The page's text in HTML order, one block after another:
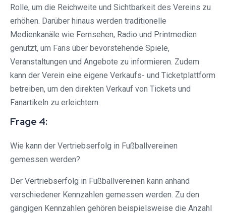
Rolle, um die Reichweite und Sichtbarkeit des Vereins zu
erhöhen. Darüber hinaus werden traditionelle
Medienkanäle wie Fernsehen, Radio und Printmedien
genutzt, um Fans über bevorstehende Spiele,
Veranstaltungen und Angebote zu informieren. Zudem
kann der Verein eine eigene Verkaufs- und Ticketplattform
betreiben, um den direkten Verkauf von Tickets und
Fanartikeln zu erleichtern.
Frage 4:
Wie kann der Vertriebserfolg in Fußballvereinen
gemessen werden?
Der Vertriebserfolg in Fußballvereinen kann anhand
verschiedener Kennzahlen gemessen werden. Zu den
gängigen Kennzahlen gehören beispielsweise die Anzahl